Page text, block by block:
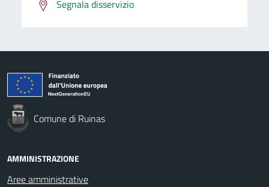
Segnala disservizio
Comune di Ruinas
AMMINISTRAZIONE
Aree amministrative